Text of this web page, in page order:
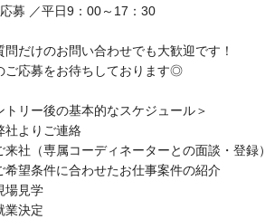
募 ／平日9：00～17：30
だけのお問い合わせでも大歓迎です！
ご応募をお待ちしております◎
トリー後の基本的なスケジュール＞
よりご連絡
社（専属コーディネーターとの面談・登録）
望条件に合わせたお仕事案件の紹介
見学
決定